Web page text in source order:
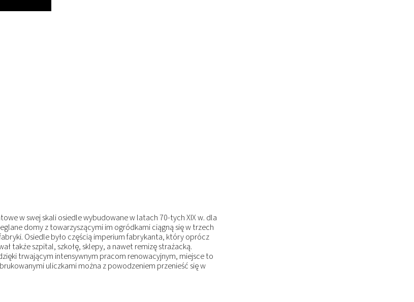
w swej skali osiedle wybudowane w latach 70-tych XIX w. dla
domy z towarzyszącymi im ogródkami ciągną się w trzech
Osiedle było częścią imperium fabrykanta, który oprócz
także szpital, szkołę, sklepy, a nawet remizę strażacką.
trwającym intensywnym pracom renowacyjnym, miejsce to
uliczkami można z powodzeniem przenieść się w